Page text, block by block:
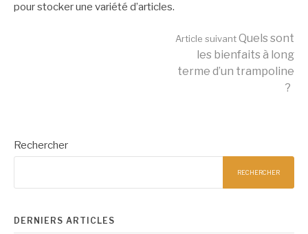
pour stocker une variété d’articles.
suite
Article suivantQuels sont
les bienfaits à long
terme d’un trampoline
?
Rechercher
RECHERCHER
DERNIERS ARTICLES